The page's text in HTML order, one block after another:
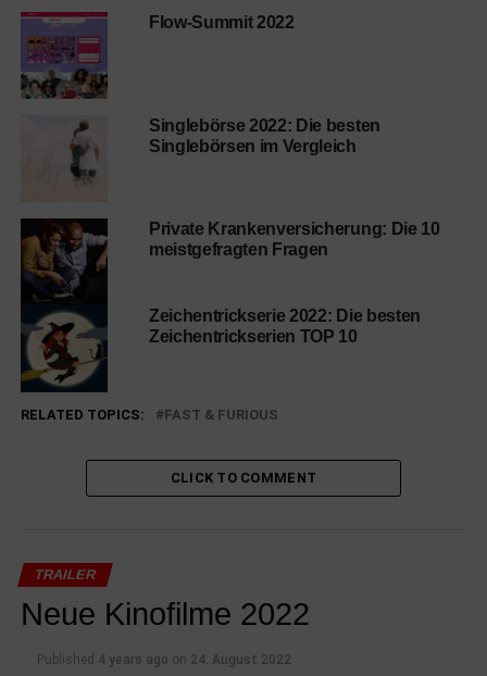
Flow-Summit 2022
Singlebörse 2022: Die besten
Singlebörsen im Vergleich
Private Krankenversicherung: Die 10
meistgefragten Fragen
Zeichentrickserie 2022: Die besten
Zeichentrickserien TOP 10
RELATED TOPICS: FAST & FURIOUS
CLICK TO COMMENT
TRAILER
Neue Kinofilme 2022
Published 4 years ago on 24. August 2022